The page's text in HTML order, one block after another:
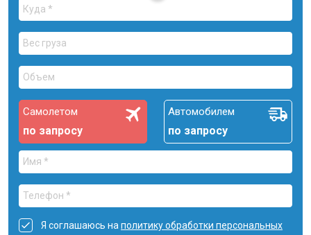
Самолетом
по запросу
Автомобилем
по запросу
Я соглашаюсь на политику обработки персональных